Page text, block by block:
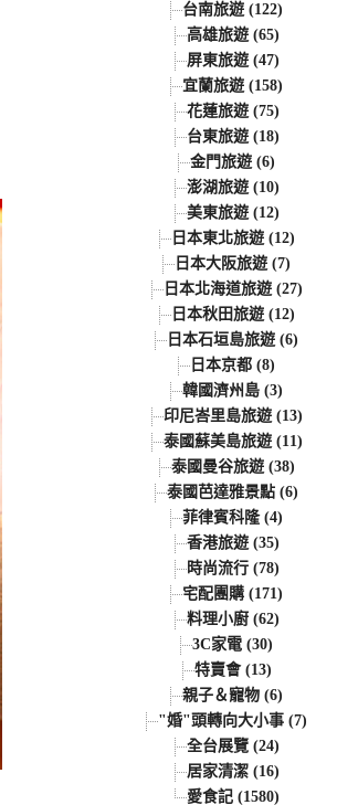
台南旅遊 (122)
高雄旅遊 (65)
屏東旅遊 (47)
宜蘭旅遊 (158)
花蓮旅遊 (75)
台東旅遊 (18)
金門旅遊 (6)
澎湖旅遊 (10)
美東旅遊 (12)
日本東北旅遊 (12)
日本大阪旅遊 (7)
日本北海道旅遊 (27)
日本秋田旅遊 (12)
日本石垣島旅遊 (6)
日本京都 (8)
韓國濟州島 (3)
印尼峇里島旅遊 (13)
泰國蘇美島旅遊 (11)
泰國曼谷旅遊 (38)
泰國芭達雅景點 (6)
菲律賓科隆 (4)
香港旅遊 (35)
時尚流行 (78)
宅配團購 (171)
料理小廚 (62)
3C家電 (30)
特賣會 (13)
親子＆寵物 (6)
"婚"頭轉向大小事 (7)
全台展覽 (24)
居家清潔 (16)
愛食記 (1580)